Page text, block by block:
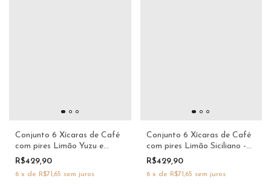
Conjunto 6 Xícaras de Café
com pires Limão Yuzu e
Pimenta Rosa com Filete
Fernandes e Scalla
R$429,90
6 x de R$71,65 sem juros
Conjunto 6 Xícaras de Café
com pires Limão Siciliano -
Dani Fernandes e Scalla
R$429,90
6 x de R$71,65 sem juros